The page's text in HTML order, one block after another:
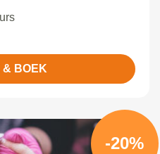
& BOEK
-20%